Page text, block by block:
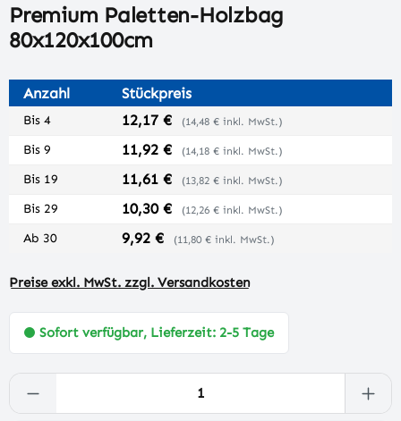
Premium Paletten-Holzbag
80x120x100cm
Anzahl Stückpreis
Bis 4 12,17 € (14,48 € inkl. MwSt.)
Bis 9 11,92 € (14,18 € inkl. MwSt.)
Bis 19 11,61 € (13,82 € inkl. MwSt.)
Bis 29 10,30 € (12,26 € inkl. MwSt.)
Ab 30 9,92 € (11,80 € inkl. MwSt.)
Preise exkl. MwSt. zzgl. Versandkosten
Sofort verfügbar, Lieferzeit: 2-5 Tage
Produkt Anzahl: Gib den gewünschten